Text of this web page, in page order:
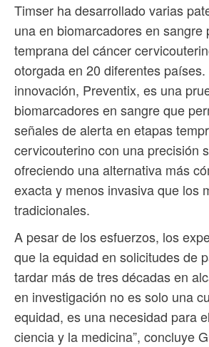
Timser ha desarrollado varias
una en biomarcadores en sangre
temprana del cáncer
otorgada en 20 diferentes
innovación, Preventix, es una
biomarcadores en sangre que
señales de alerta en etapas
cervicouterino con una precisión
ofreciendo una alternativa más
exacta y menos invasiva que los
tradicionales.
A pesar de los esfuerzos, los
que la equidad en solicitudes de
tardar más de tres décadas en
en investigación no es solo una
equidad, es una necesidad para
ciencia y la medicina”, concluye